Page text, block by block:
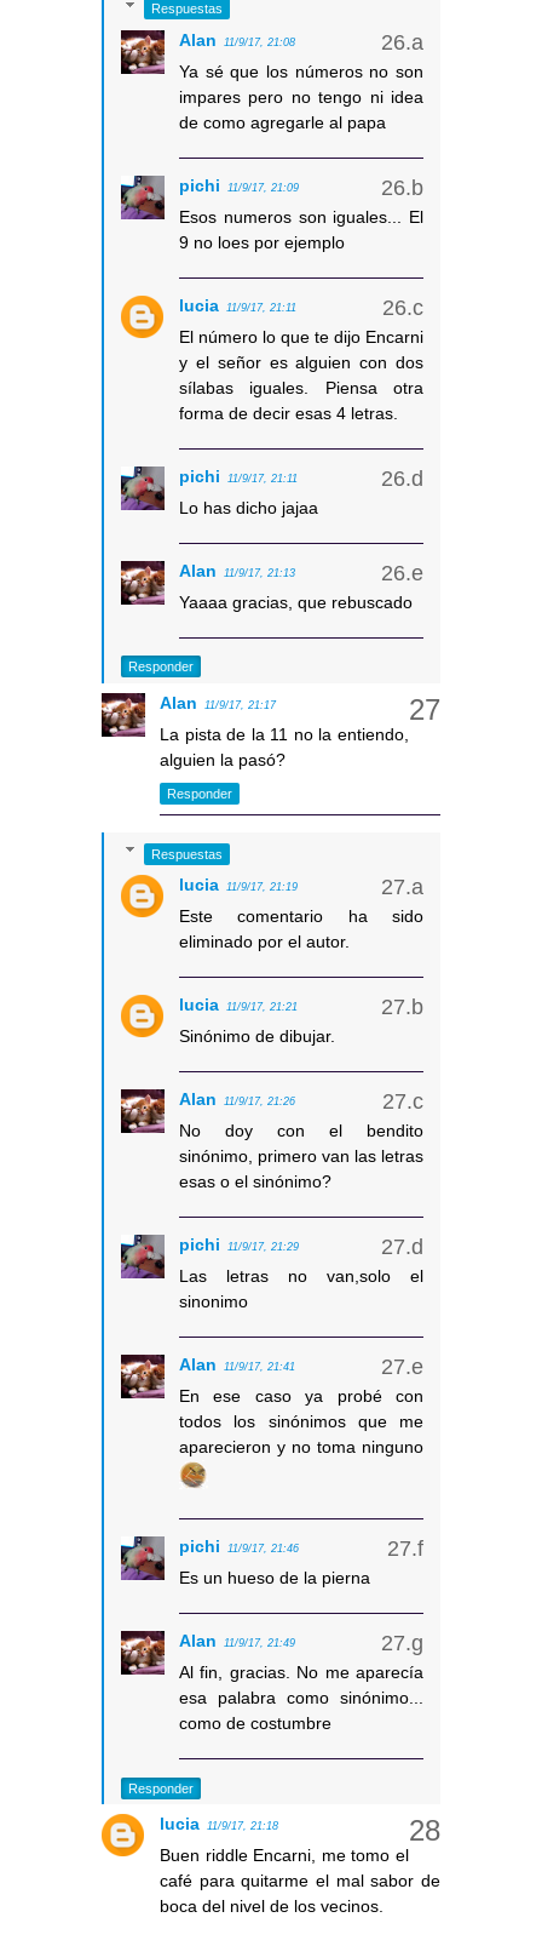
Respuestas
Alan 11/9/17, 21:08
Ya sé que los números no son
impares pero no tengo ni idea
de como agregarle al papa
pichi 11/9/17, 21:09
Esos numeros son iguales... El
9 no loes por ejemplo
lucia 11/9/17, 21:11
El número lo que te dijo Encarni
y el señor es alguien con dos
sílabas iguales. Piensa otra
forma de decir esas 4 letras.
pichi 11/9/17, 21:11
Lo has dicho jajaa
Alan 11/9/17, 21:13
Yaaaa gracias, que rebuscado
Responder
Alan 11/9/17, 21:17
La pista de la 11 no la entiendo,
alguien la pasó?
Responder
Respuestas
lucia 11/9/17, 21:19
Este comentario ha sido
eliminado por el autor.
lucia 11/9/17, 21:21
Sinónimo de dibujar.
Alan 11/9/17, 21:26
No doy con el bendito
sinónimo, primero van las letras
esas o el sinónimo?
pichi 11/9/17, 21:29
Las letras no van,solo el
sinonimo
Alan 11/9/17, 21:41
En ese caso ya probé con
todos los sinónimos que me
aparecieron y no toma ninguno
pichi 11/9/17, 21:46
Es un hueso de la pierna
Alan 11/9/17, 21:49
Al fin, gracias. No me aparecía
esa palabra como sinónimo...
como de costumbre
Responder
lucia 11/9/17, 21:18
Buen riddle Encarni, me tomo el
café para quitarme el mal sabor de
boca del nivel de los vecinos.